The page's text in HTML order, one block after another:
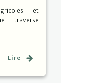
et
traverse
Lire